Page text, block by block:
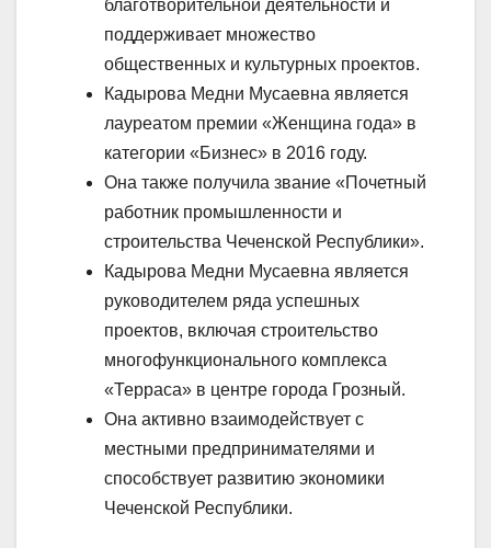
благотворительной деятельности и
поддерживает множество
общественных и культурных проектов.
Кадырова Медни Мусаевна является
лауреатом премии «Женщина года» в
категории «Бизнес» в 2016 году.
Она также получила звание «Почетный
работник промышленности и
строительства Чеченской Республики».
Кадырова Медни Мусаевна является
руководителем ряда успешных
проектов, включая строительство
многофункционального комплекса
«Терраса» в центре города Грозный.
Она активно взаимодействует с
местными предпринимателями и
способствует развитию экономики
Чеченской Республики.